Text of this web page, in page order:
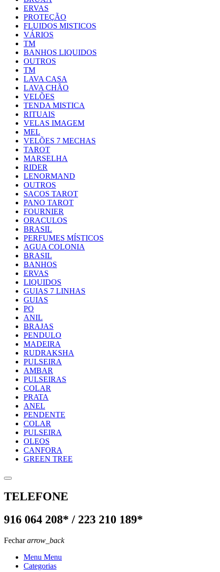
ERVAS
PROTEÇÃO
FLUIDOS MISTICOS
VÁRIOS
TM
BANHOS LIQUIDOS
OUTROS
TM
LAVA CASA
LAVA CHÃO
VELÕES
TENDA MISTICA
RITUAIS
VELAS IMAGEM
MEL
VELÕES 7 MECHAS
TAROT
MARSELHA
RIDER
LENORMAND
OUTROS
SACOS TAROT
PANO TAROT
FOURNIER
ORACULOS
BRASIL
PERFUMES MÍSTICOS
AGUA COLONIA
BRASIL
BANHOS
ERVAS
LIQUIDOS
GUIAS 7 LINHAS
GUIAS
PO
ANIL
BRAJAS
PENDULO
MADEIRA
RUDRAKSHA
PULSEIRA
AMBAR
PULSEIRAS
COLAR
PRATA
ANEL
PENDENTE
COLAR
PULSEIRA
OLEOS
CANFORA
GREEN TREE
TELEFONE
916 064 208* / 223 210 189*
Fechararrow_back
Menu Menu
Categorias